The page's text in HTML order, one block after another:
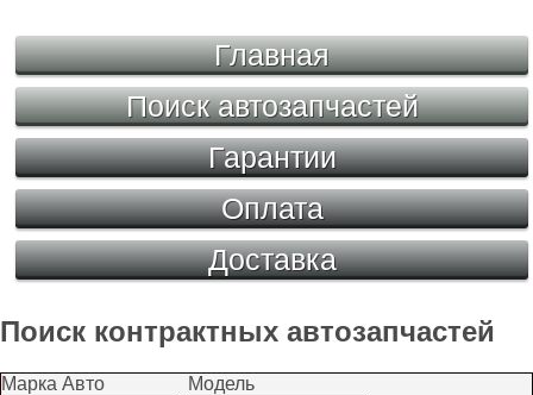
Главная
Поиск автозапчастей
Гарантии
Оплата
Доставка
Поиск контрактных автозапчастей
Марка Авто Модель